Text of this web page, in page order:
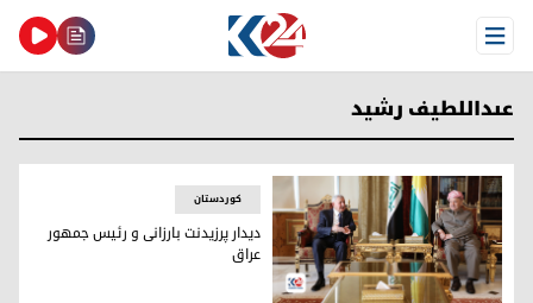
Open Menu
عىداللطیف رشید
کوردستان
دیدار پرزیدنت بارزانی و رئیس جمهور
عراق